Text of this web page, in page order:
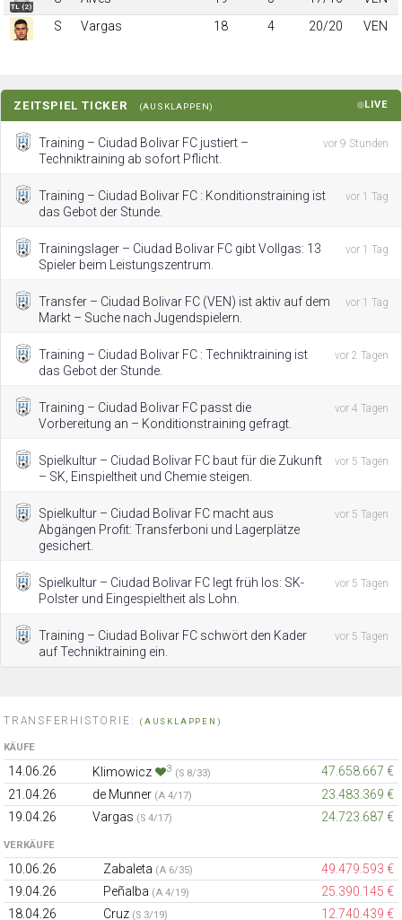
TL (2)
S
Vargas 18 4 20/20 VEN
ZEITSPIEL TICKER (AUSKLAPPEN) LIVE
Training – Ciudad Bolivar FC justiert –
Techniktraining ab sofort Pflicht.
vor 9 Stunden
Training – Ciudad Bolivar FC : Konditionstraining ist
das Gebot der Stunde.
vor 1 Tag
Trainingslager – Ciudad Bolivar FC gibt Vollgas: 13
Spieler beim Leistungszentrum.
vor 1 Tag
Transfer – Ciudad Bolivar FC (VEN) ist aktiv auf dem
Markt – Suche nach Jugendspielern.
vor 1 Tag
Training – Ciudad Bolivar FC : Techniktraining ist
das Gebot der Stunde.
vor 2 Tagen
Training – Ciudad Bolivar FC passt die
Vorbereitung an – Konditionstraining gefragt.
vor 4 Tagen
Spielkultur – Ciudad Bolivar FC baut für die Zukunft
– SK, Einspieltheit und Chemie steigen.
vor 5 Tagen
Spielkultur – Ciudad Bolivar FC macht aus
Abgängen Profit: Transferboni und Lagerplätze
gesichert.
vor 5 Tagen
Spielkultur – Ciudad Bolivar FC legt früh los: SK-
Polster und Eingespieltheit als Lohn.
vor 5 Tagen
Training – Ciudad Bolivar FC schwört den Kader
auf Techniktraining ein.
vor 5 Tagen
TRANSFERHISTORIE: (AUSKLAPPEN)
KÄUFE
14.06.26 Klimowicz 3 (S 8/33)
47.658.667 €
21.04.26
de Munner (A 4/17)
23.483.369 €
19.04.26
Vargas (S 4/17) 24.723.687 €
VERKÄUFE
10.06.26 Zabaleta (A 6/35)
49.479.593 €
19.04.26
Peñalba (A 4/19)
25.390.145 €
18.04.26
Cruz (S 3/19) 12.740.439 €